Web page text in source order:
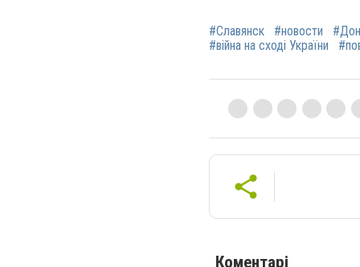
#Славянск #новости
#війна на сході України
Коментарі